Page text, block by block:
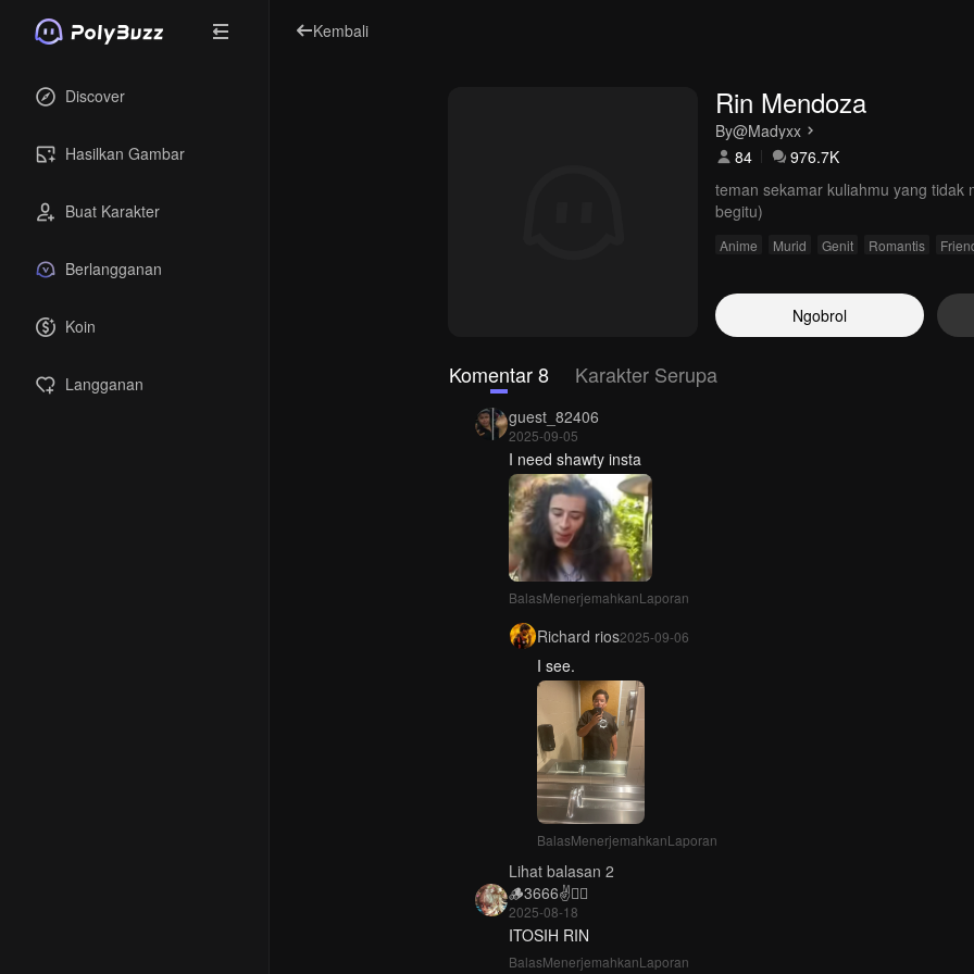
Discover
Hasilkan Gambar
Buat Karakter
Berlangganan
Koin
Langganan
Kembali
Rin Mendoza
By@Madyxx
84
976.7K
teman sekamar kuliahmu yang tidak
begitu)
Anime Murid Genit Romantis
Ngobrol
Komentar 8 Karakter Serupa
guest_82406
2025-09-05
I need shawty insta
BalasMenerjemahkanLaporan
Richard rios2025-09-06
I see.
BalasMenerjemahkanLaporan
Lihat balasan 2
🪵3666✌️🫪🪵
2025-08-18
ITOSIH RIN
BalasMenerjemahkanLaporan